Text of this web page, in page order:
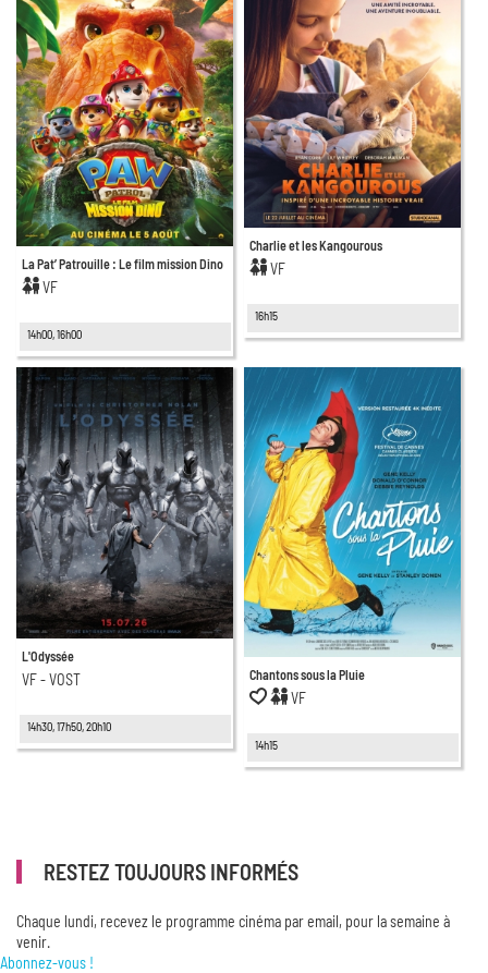
La Pat’ Patrouille : Le film mission Dino
VF
14h00, 16h00
Charlie et les Kangourous
VF
16h15
L'Odyssée
VF - VOST
14h30, 17h50, 20h10
Chantons sous la Pluie
VF
14h15
RESTEZ TOUJOURS INFORMÉS
Chaque lundi, recevez le programme cinéma par email, pour la semaine à
venir.
Abonnez-vous !